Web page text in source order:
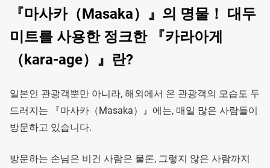
『마사카（Masaka）』의 명물！ 대두
미트를 사용한 정크한 『카라아게
（kara-age）』란?
일본인 관광객뿐만 아니라, 해외에서 온 관광객의 모습도 두
드러지는 『마사카（Masaka）』에는, 매일 많은 사람들이
방문하고 있습니다.
방문하는 손님은 비건 사람은 물론, 그렇지 않은 사람까지